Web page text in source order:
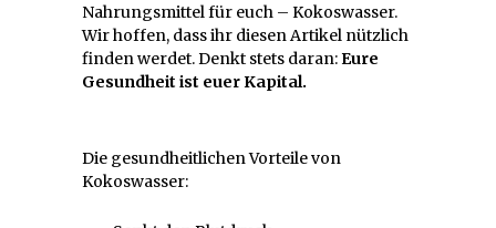
Nahrungsmittel für euch – Kokoswasser.
Wir hoffen, dass ihr diesen Artikel nützlich
finden werdet. Denkt stets daran:Eure
Gesundheit ist euer Kapital.
Die gesundheitlichen Vorteile von
Kokoswasser: